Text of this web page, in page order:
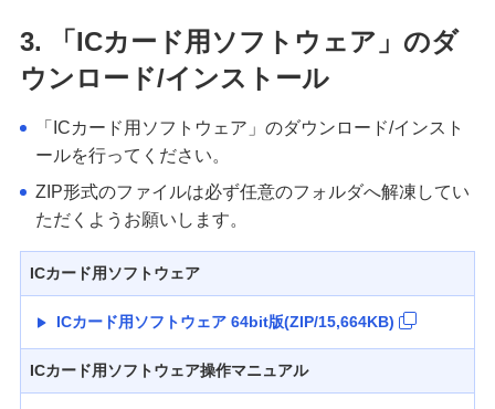
3. 「ICカード用ソフトウェア」のダ
ウンロード/インストール
「ICカード用ソフトウェア」のダウンロード/インスト
ールを行ってください。
ZIP形式のファイルは必ず任意のフォルダへ解凍してい
ただくようお願いします。
ICカード用ソフトウェア
ICカード用ソフトウェア 64bit版(ZIP/15,664KB)
ICカード用ソフトウェア操作マニュアル